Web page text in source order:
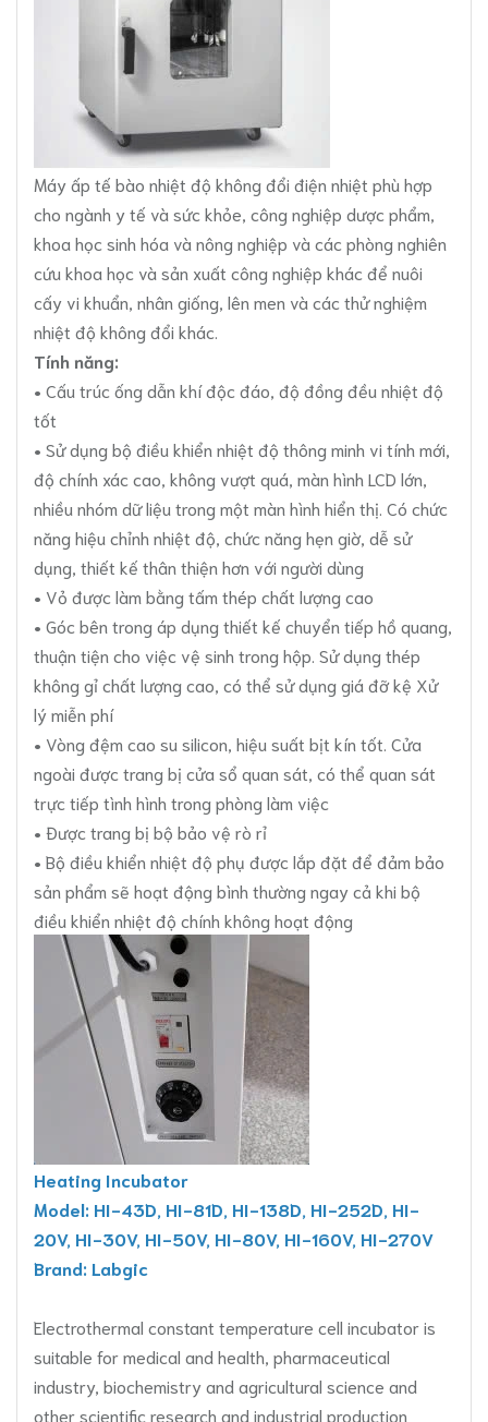
Máy ấp tế bào nhiệt độ không đổi điện nhiệt phù hợp
cho ngành y tế và sức khỏe, công nghiệp dược phẩm,
khoa học sinh hóa và nông nghiệp và các phòng nghiên
cứu khoa học và sản xuất công nghiệp khác để nuôi
cấy vi khuẩn, nhân giống, lên men và các thử nghiệm
nhiệt độ không đổi khác.
Tính năng:
• Cấu trúc ống dẫn khí độc đáo, độ đồng đều nhiệt độ
tốt
• Sử dụng bộ điều khiển nhiệt độ thông minh vi tính mới,
độ chính xác cao, không vượt quá, màn hình LCD lớn,
nhiều nhóm dữ liệu trong một màn hình hiển thị. Có chức
năng hiệu chỉnh nhiệt độ, chức năng hẹn giờ, dễ sử
dụng, thiết kế thân thiện hơn với người dùng
• Vỏ được làm bằng tấm thép chất lượng cao
• Góc bên trong áp dụng thiết kế chuyển tiếp hồ quang,
thuận tiện cho việc vệ sinh trong hộp. Sử dụng thép
không gỉ chất lượng cao, có thể sử dụng giá đỡ kệ Xử
lý miễn phí
• Vòng đệm cao su silicon, hiệu suất bịt kín tốt. Cửa
ngoài được trang bị cửa sổ quan sát, có thể quan sát
trực tiếp tình hình trong phòng làm việc
• Được trang bị bộ bảo vệ rò rỉ
• Bộ điều khiển nhiệt độ phụ được lắp đặt để đảm bảo
sản phẩm sẽ hoạt động bình thường ngay cả khi bộ
điều khiển nhiệt độ chính không hoạt động
Heating Incubator
Model: HI-43D, HI-81D, HI-138D, HI-252D, HI-
20V, HI-30V, HI-50V, HI-80V, HI-160V, HI-270V
Brand: Labgic
Electrothermal constant temperature cell incubator is
suitable for medical and health, pharmaceutical
industry, biochemistry and agricultural science and
other scientific research and industrial production